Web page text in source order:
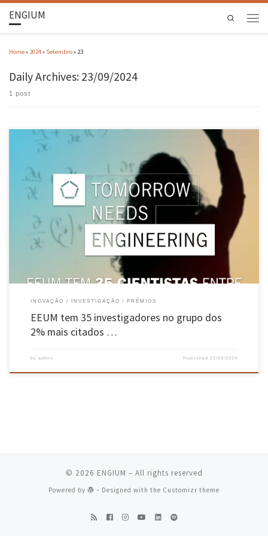
ENGIUM Search
Home» 2024» Setembro» 23
Daily Archives: 23/09/2024
1 post
A Universidade do Minho tem 66 cientistas no grupo dos 2% mais citados do mundo ao
longo do último ano, segundo um estudo da Universidade de Stanford (EUA) e do grupo
editorial Elsevier. A lista, chamada “World’s Top 2% Scientists 2024”, inclui 223 mil
investigadores, sendo 889 deles ligados a […]
INOVAÇÃO INVESTIGAÇÃO PRÉMIOS
EEUM tem 35 investigadores no grupo dos
2% mais citados …
by admin Published 23/09/2024
© 2026 ENGIUM – All rights reserved
Powered by – Designed with the Customizr theme